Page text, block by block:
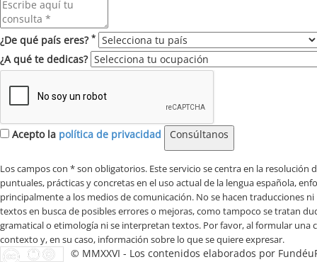
¿De qué país eres? *
¿A qué te dedicas?
Acepto la política de privacidad Consúltanos
Los campos con * son obligatorios
© MMXXVI - Los contenidos elaborados por